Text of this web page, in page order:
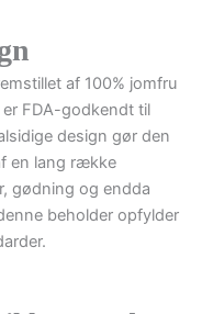
af 100% jomfru
FDA-godkendt til
design gør den
en lang række
gødning og endda
beholder opfylder